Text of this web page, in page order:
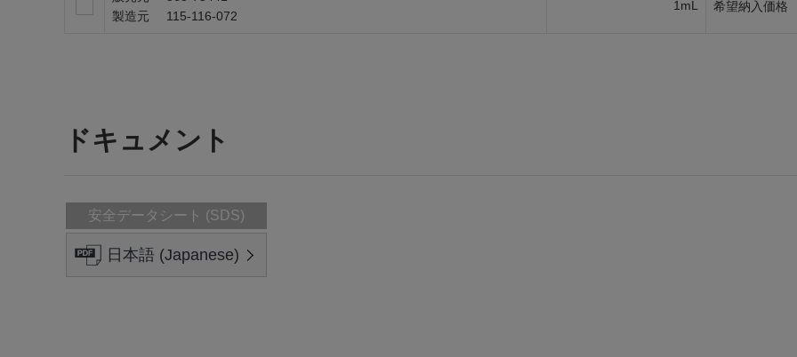
製造元
115-116-072
1mL 希望納入価格
ドキュメント
安全データシート (SDS)
日本語 (Japanese)